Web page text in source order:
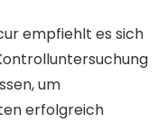
empfiehlt es sich
um
erfolgreich